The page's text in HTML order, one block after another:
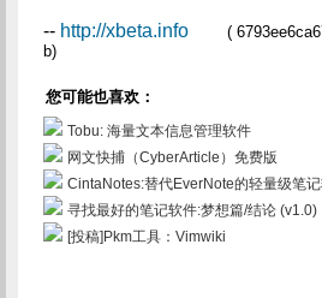
-- http://xbeta.info
(
b)
您可能也喜欢：
Tobu: 海量文本信息管理软件
网文快捕（CyberArticle）免费版
CintaNotes:替代EverNote的轻量级笔
寻找最好的笔记软件:梦想篇/结论 (v1.0)
[投稿]Pkm工具：Vimwiki